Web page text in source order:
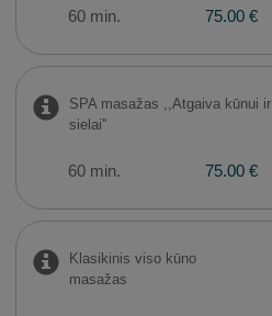
60 min. 75.00 €
SPA masažas ,,Atgaiva kūnui ir
sielai''
60 min. 75.00 €
Klasikinis viso kūno
masažas